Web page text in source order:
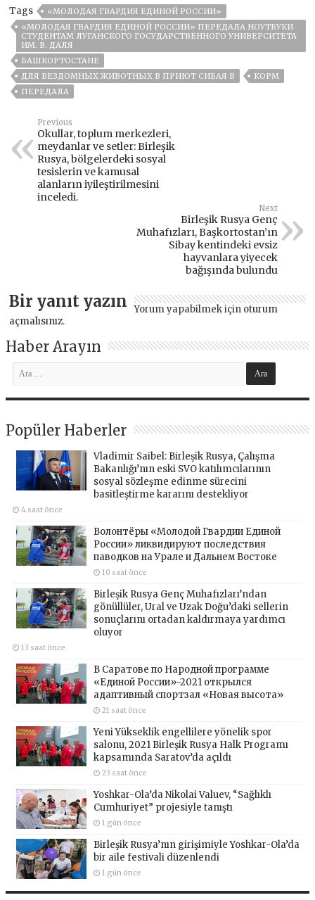
Tags
«МОЛОДАЯ ГВАРДИЯ ЕДИНОЙ РОССИИ»
«МОЛОДАЯ ГВАРДИЯ ЕДИНОЙ РОССИИ» ПЕРЕДАЛА НОУТБУКИ
СТУДЕНТАМ ЛУГАНСКОГО ГОСУДАРСТВЕННОГО УНИВЕРСИТЕТА
ИМ. В. ДАЛЯ
БАШКОРТОСТАНЕ
ДЛЯ БЕЗДОМНЫХ ЖИВОТНЫХ В ПРИЮТ СИБАЯ В
КОРМ
ПЕРЕДАЛА
Previous
Okullar, toplum merkezleri,
meydanlar ve setler: Birleşik
Rusya, bölgelerdeki sosyal
tesislerin ve kamusal
alanların iyileştirilmesini
inceledi.
Next
Birleşik Rusya Genç
Muhafızları, Başkortostan’ın
Sibay kentindeki evsiz
hayvanlara yiyecek
bağışında bulundu
Bir yanıt yazın Yorum yapabilmek için oturum
açmalısınız.
Haber Arayın
Popüler Haberler
Vladimir Saibel: Birleşik Rusya, Çalışma
Bakanlığı’nın eski SVO katılımcılarının
sosyal sözleşme edinme sürecini
basitleştirme kararını destekliyor
4 saat önce
Волонтёры «Молодой Гвардии Единой
России» ликвидируют последствия
паводков на Урале и Дальнем Востоке
10 saat önce
Birleşik Rusya Genç Muhafızları’ndan
gönüllüler, Ural ve Uzak Doğu’daki sellerin
sonuçlarını ortadan kaldırmaya yardımcı
oluyor
13 saat önce
В Саратове по Народной программе
«Единой России»-2021 открылся
адаптивный спортзал «Новая высота»
21 saat önce
Yeni Yükseklik engellilere yönelik spor
salonu, 2021 Birleşik Rusya Halk Programı
kapsamında Saratov’da açıldı
23 saat önce
Yoshkar-Ola’da Nikolai Valuev, “Sağlıklı
Cumhuriyet” projesiyle tanıştı
1 gün önce
Birleşik Rusya’nın girişimiyle Yoshkar-Ola’da
bir aile festivali düzenlendi
1 gün önce